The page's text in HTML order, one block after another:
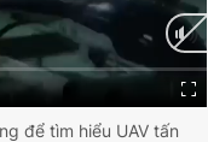
để tìm hiểu UAV tấn